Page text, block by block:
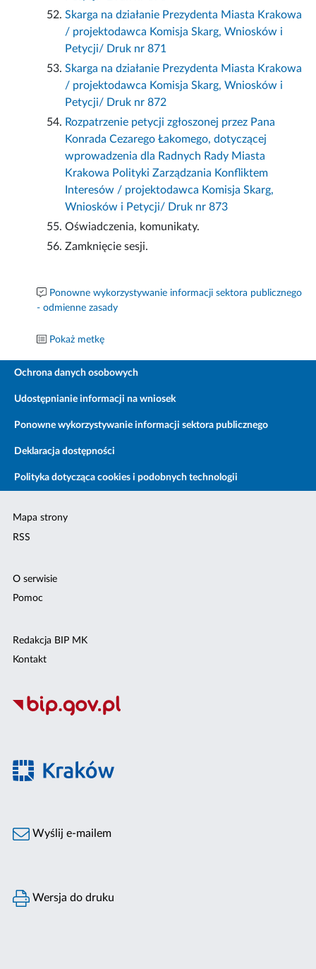
Skarga na działanie Prezydenta Miasta Krakowa
/ projektodawca Komisja Skarg, Wniosków i
Petycji/ Druk nr 871
Skarga na działanie Prezydenta Miasta Krakowa
/ projektodawca Komisja Skarg, Wniosków i
Petycji/ Druk nr 872
Rozpatrzenie petycji zgłoszonej przez Pana
Konrada Cezarego Łakomego, dotyczącej
wprowadzenia dla Radnych Rady Miasta
Krakowa Polityki Zarządzania Konfliktem
Interesów / projektodawca Komisja Skarg,
Wniosków i Petycji/ Druk nr 873
Oświadczenia, komunikaty.
Zamknięcie sesji.
Ponowne wykorzystywanie informacji sektora publicznego
- odmienne zasady
Pokaż metkę
Ochrona danych osobowych
Udostępnianie informacji na wniosek
Ponowne wykorzystywanie informacji sektora publicznego
Deklaracja dostępności
Polityka dotycząca cookies i podobnych technologii
Mapa strony
RSS
O serwisie
Pomoc
Redakcja BIP MK
Kontakt
Wyślij e-mailem
Wersja do druku